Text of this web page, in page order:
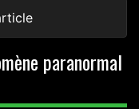
paranormal